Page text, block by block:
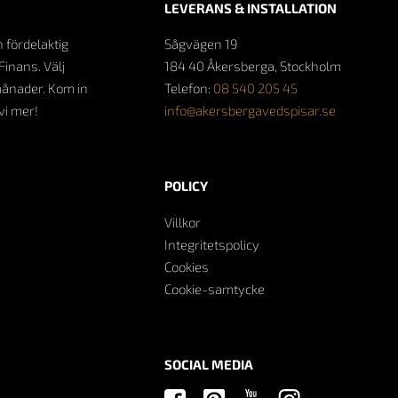
fördelaktig
Välj
Kom in
mer!
LEVERANS & INSTALLATION
Sågvägen 19
184 40 Åkersberga, Stockholm
Telefon: 08 540 205 45
info@akersbergavedspisar.se
POLICY
Villkor
Integritetspolicy
Cookies
Cookie-samtycke
SOCIAL MEDIA